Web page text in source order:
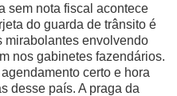
sem nota fiscal acontece
do guarda de trânsito é
mirabolantes envolvendo
nos gabinetes fazendários.
certo e hora
desse país. A praga da